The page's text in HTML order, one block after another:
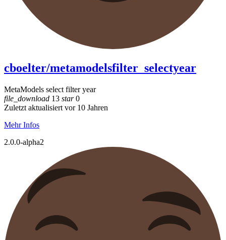
cboelter/metamodelsfilter_selectyear
MetaModels select filter year
file_download 13 star0
Zuletzt aktualisiert vor 10 Jahren
Mehr Infos
2.0.0-alpha2